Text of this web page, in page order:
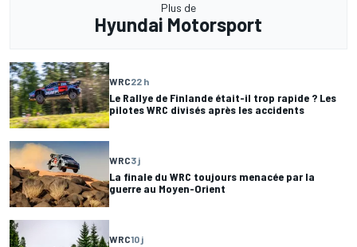
Plus de
Hyundai Motorsport
WRC22 h
Le Rallye de Finlande était-il trop rapide ? Les
pilotes WRC divisés après les accidents
WRC3 j
La finale du WRC toujours menacée par la
guerre au Moyen-Orient
WRC10 j